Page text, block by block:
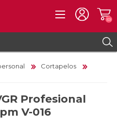
(0)
Cortapelos
Profesional
V-016